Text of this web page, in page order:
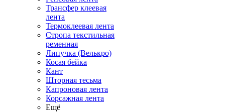
Трансфер клеевая
лента
Термоклеевая лента
Стропа текстильная
ременная
Липучка (Велькро)
Косая бейка
Кант
Шторная тесьма
Капроновая лента
Корсажная лента
Ещё